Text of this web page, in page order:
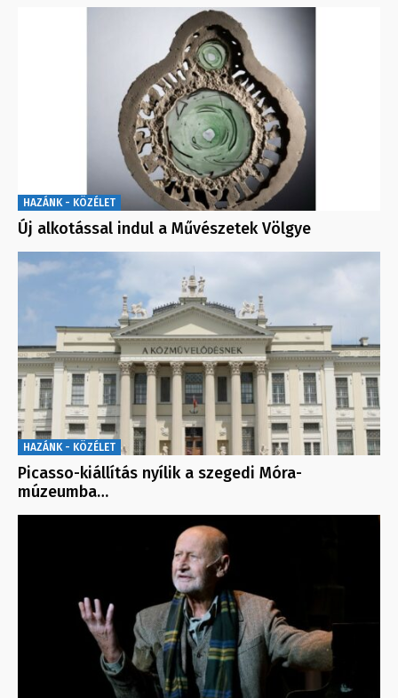
HAZÁNK - KÖZÉLET
Új alkotással indul a Művészetek Völgye
HAZÁNK - KÖZÉLET
Picasso-kiállítás nyílik a szegedi Móra-
múzeumba…